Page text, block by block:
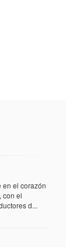
en el corazón
con el
d...